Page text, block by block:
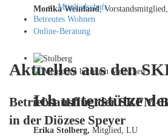
Monika Weinland,
Ich unterstütze
Erika Stolberg, Mitglied, LU
Mitgliedschaft
Betreutes Wohnen
Online-Beratung
Aktuelles aus den
Betriebsausflug der SKFM-
in der Diözese Speyer